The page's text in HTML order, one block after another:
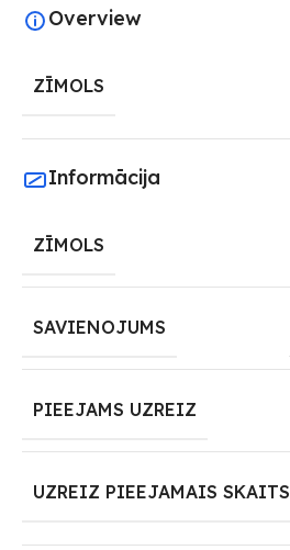
Overview
ZĪMOLS
Informācija
ZĪMOLS
SAVIENOJUMS
PIEEJAMS UZREIZ
UZREIZ PIEEJAMAIS SKAITS